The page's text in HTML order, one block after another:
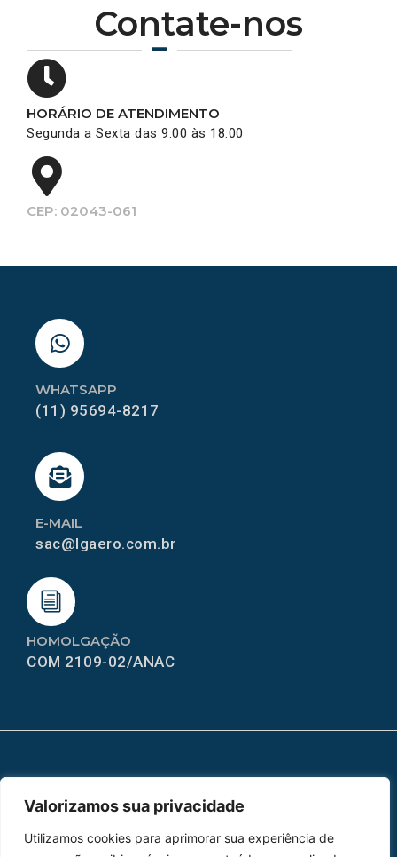
Valorizamos sua privacidade
Utilizamos cookies para aprimorar sua experiência de
Contate-nos
HORÁRIO DE ATENDIMENTO
Segunda a Sexta das 9:00 às 18:00
CEP: 02043-061
HOMOLGAÇÃO
COM 2109-02/ANAC
E-MAIL
sac@lgaero.com.br
WHATSAPP
(11) 95694-8217
Home